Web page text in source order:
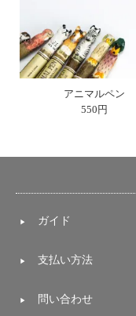
アニマルペン
550円
ガイド
支払い方法
問い合わせ